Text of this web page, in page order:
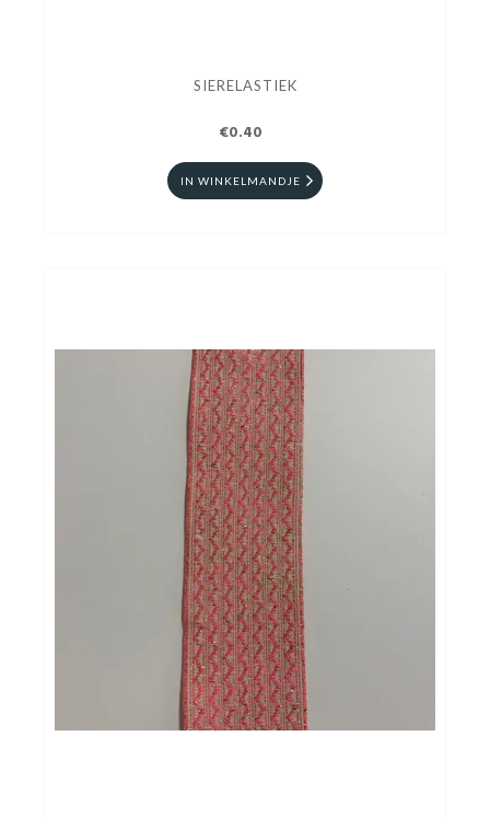
SIERELASTIEK
€0.40
IN WINKELMANDJE